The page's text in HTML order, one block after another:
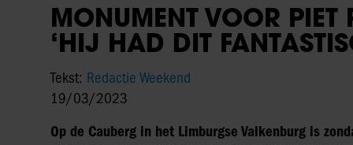
MONUMENT VOOR PIET
‘HIJ HAD DIT
Tekst: Redactie Weekend
19/03/2023
Op de Cauberg in het Limburgse Valkenburg is